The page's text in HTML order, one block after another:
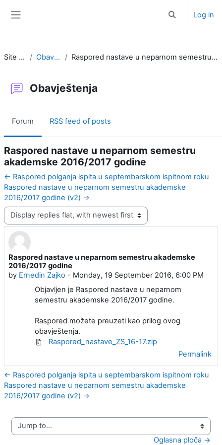
Toggle search
Log in
Site pages Obavještenja Raspored nastave u neparnom semestru akademske 2016/2017 godine
Obavještenja
Forum RSS feed of posts
Raspored nastave u neparnom semestru
akademske 2016/2017 godine
← Raspored polganja ispita u septembarskom ispitnom roku
Raspored nastave u neparnom semestru akademske
2016/2017 godine (v2) →
Display mode
Raspored nastave u neparnom semestru akademske
2016/2017 godine
by Ernedin Zajko - Monday, 19 September 2016, 6:00 PM
Number of replies: 0
Objavljen je Raspored nastave u neparnom
semestru akademske 2016/2017 godine.
Raspored možete preuzeti kao prilog ovog
obavještenja.
Raspored_nastave_ZS_16-17.zip
Permalink
← Raspored polganja ispita u septembarskom ispitnom roku
Raspored nastave u neparnom semestru akademske
2016/2017 godine (v2) →
Jump to...
Oglasna ploča →